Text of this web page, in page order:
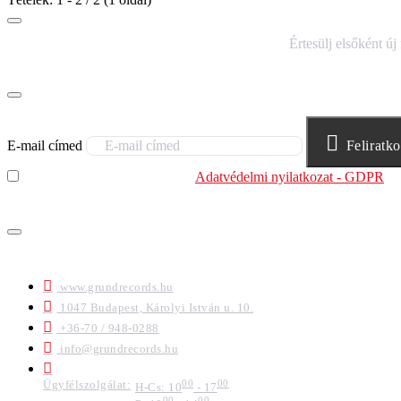
Értesülj elsőként
E-mail címed
Adatvédelmi nyilatkozat - GDPR
www.grundrecords.hu
1047 Budapest, Károlyi István u. 10.
+36-70 / 948-0288
info@grundrecords.hu
Ügyfélszolgálat: H-Cs: 1000 - 1700